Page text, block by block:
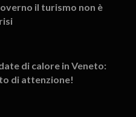
il turismo non è
di calore in Veneto:
di attenzione!